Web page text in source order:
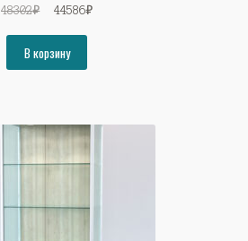
48302₽
Первоначальная
составляла
48302₽.
44586₽Текущая
В корзину